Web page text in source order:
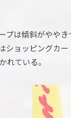
プは傾斜がやや
ショッピングカ
れている。